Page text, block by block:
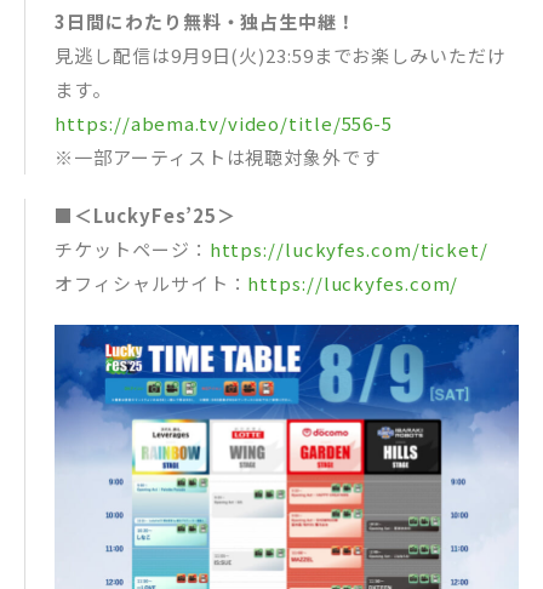
3日間にわたり無料・独占生中継！
見逃し配信は9月9日(火)23:59までお楽しみいただけ
ます。
https://abema.tv/video/title/556-5
※一部アーティストは視聴対象外です
■＜LuckyFes’25＞
チケットページ： https://luckyfes.com/ticket/
オフィシャルサイト： https://luckyfes.com/